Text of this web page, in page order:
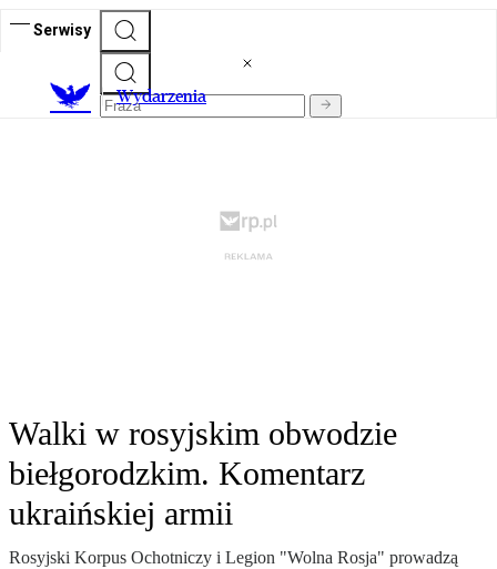
Serwisy
Wydarzenia
Walki w rosyjskim obwodzie
biełgorodzkim. Komentarz
ukraińskiej armii
Rosyjski Korpus Ochotniczy i Legion "Wolna Rosja" prowadzą